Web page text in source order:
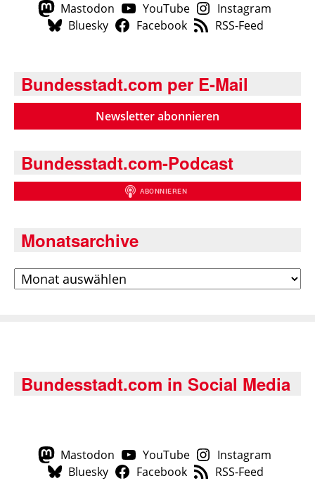
Mastodon YouTube
Instagram
Bluesky
Facebook RSS-Feed
Bundesstadt.com per E-Mail
Newsletter abonnieren
Bundesstadt.com-Podcast
Monatsarchive
Archiv
Bundesstadt.com in Social Media
Mastodon YouTube
Instagram
Bluesky
Facebook RSS-Feed